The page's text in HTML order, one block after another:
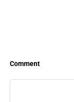
Comment